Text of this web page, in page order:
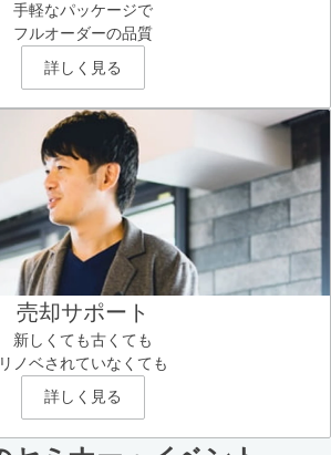
手軽なパッケージで
フルオーダーの品質
詳しく見る
売却サポート
新しくても古くても
リノベされていなくても
詳しく見る